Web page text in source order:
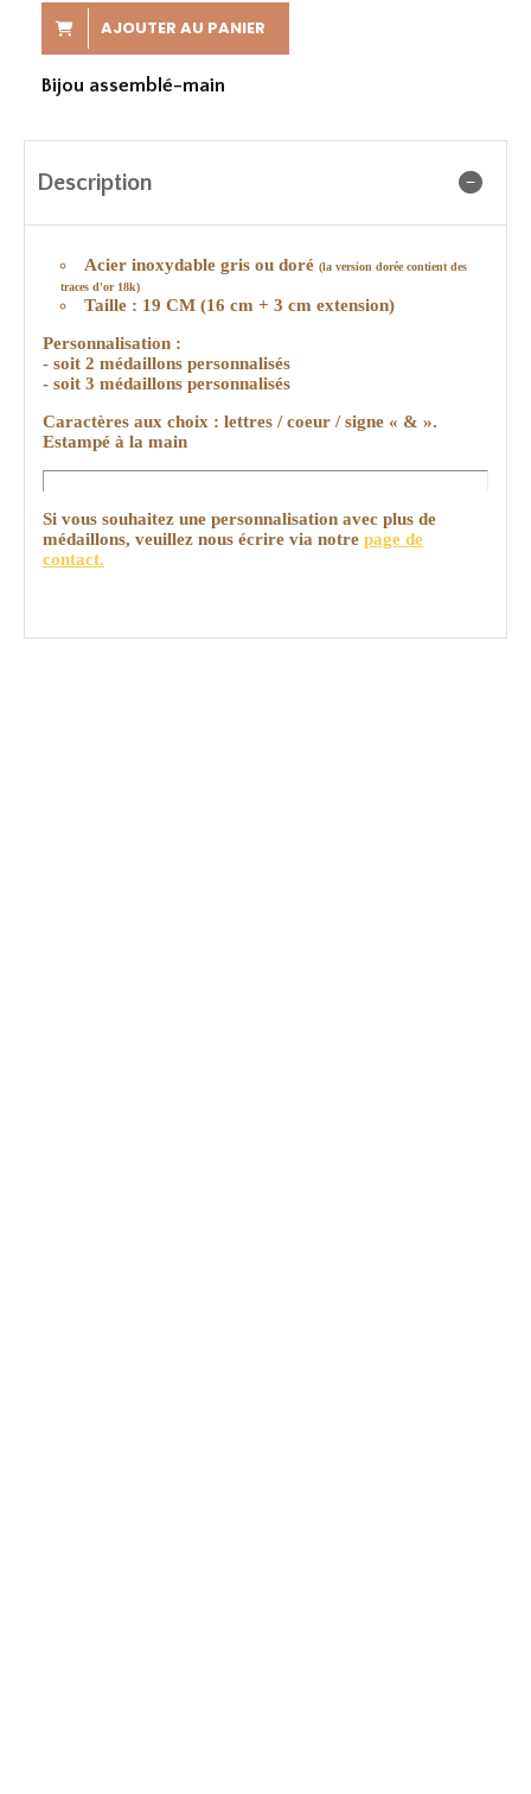
AJOUTER AU PANIER
Bijou assemblé-main
Description
Acier inoxydable gris ou doré (la version dorée contient des
traces d'or 18k)
Taille : 19 CM (16 cm + 3 cm extension)
Personnalisation :
- soit 2 médaillons personnalisés
- soit 3 médaillons personnalisés
Caractères aux choix : lettres / coeur / signe « & ».
Estampé à la main
Si vous souhaitez une personnalisation avec plus de
médaillons, veuillez nous écrire via notre page de
contact.